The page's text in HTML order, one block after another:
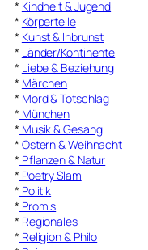
* Kindheit & Jugend
* Körperteile
* Kunst & Inbrunst
* Länder/Kontinente
* Liebe & Beziehung
* Märchen
* Mord & Totschlag
* München
* Musik & Gesang
* Ostern & Weihnacht
* Pflanzen & Natur
* Poetry Slam
* Politik
* Promis
* Regionales
* Religion & Philo